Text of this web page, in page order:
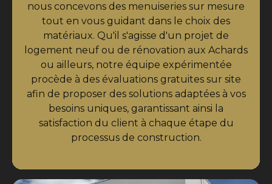
nous concevons des menuiseries sur mesure
tout en vous guidant dans le choix des
matériaux. Qu'il s'agisse d'un projet de
logement neuf ou de rénovation aux Achards
ou ailleurs, notre équipe expérimentée
procède à des évaluations gratuites sur site
afin de proposer des solutions adaptées à vos
besoins uniques, garantissant ainsi la
satisfaction du client à chaque étape du
processus de construction.